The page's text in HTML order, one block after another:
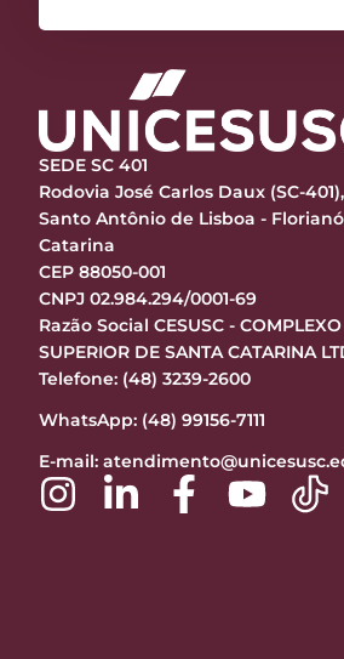
SEDE SC 401
Rodovia José Carlos Daux (SC-
Santo Antônio de Lisboa -
Catarina
CEP 88050-001
CNPJ 02.984.294/0001-69
Razão Social CESUSC -
SUPERIOR DE SANTA CATARINA
Telefone: (48) 3239-2600
WhatsApp: (48) 99156-7111
E-mail: